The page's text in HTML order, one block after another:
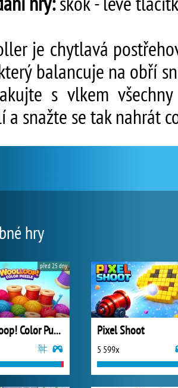
je chytlavá
balancuje na obří
s vlkem
a snažte se tak nahrát
hry
Woolloop! Color Puzzle
před 25 dny
Pixel Shoot
5 599x